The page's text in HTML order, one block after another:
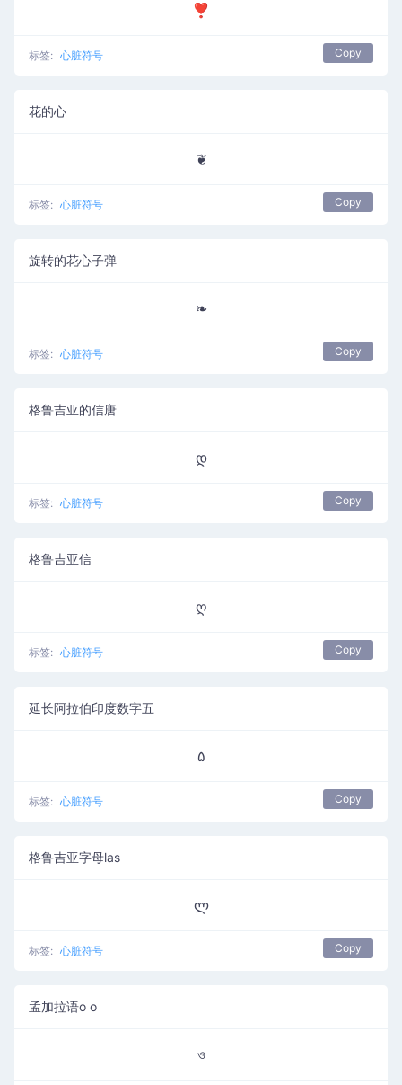
❣
标签: 心脏符号 Copy
花的心
❦
标签: 心脏符号 Copy
旋转的花心子弹
❧
标签: 心脏符号 Copy
格鲁吉亚的信唐
დ
标签: 心脏符号 Copy
格鲁吉亚信
ღ
标签: 心脏符号 Copy
延长阿拉伯印度数字五
۵
标签: 心脏符号 Copy
格鲁吉亚字母las
ლ
标签: 心脏符号 Copy
孟加拉语o o
ও